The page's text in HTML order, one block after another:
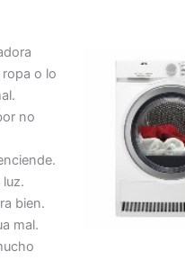
ropa o lo
no
luz.
bien.
mal.